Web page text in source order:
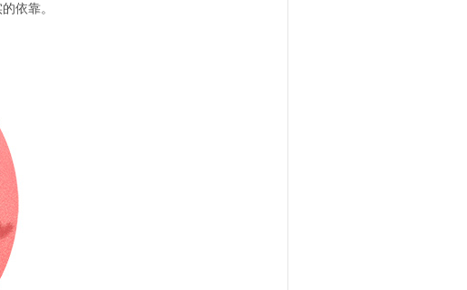
依靠。